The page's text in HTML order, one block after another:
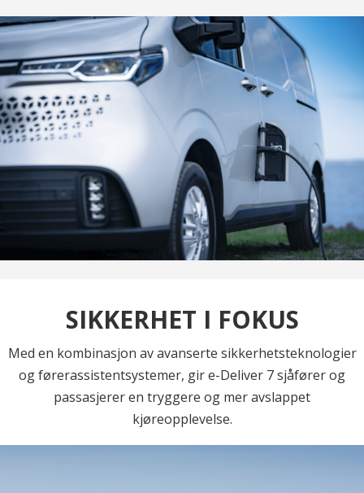
SIKKERHET I FOKUS
Med en kombinasjon av avanserte sikkerhetsteknologier
og førerassistentsystemer, gir e-Deliver 7 sjåfører og
passasjerer en tryggere og mer avslappet
kjøreopplevelse.